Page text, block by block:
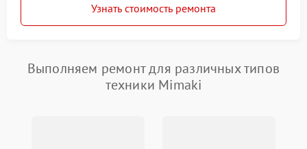
Узнать стоимость ремонта
Выполняем ремонт для различных типов
техники Mimaki